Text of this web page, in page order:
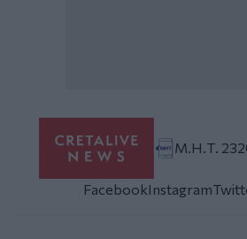
Μ.Η.Τ.
FacebookInstagram